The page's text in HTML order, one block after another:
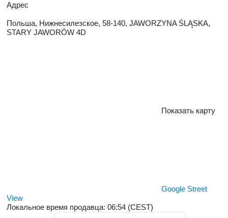
Адрес
Польша, Нижнесилезское, 58-140, JAWORZYNA ŚLĄSKA,
STARY JAWORÓW 4D
Показать карту
Google Street
View
Локальное время продавца: 06:54 (CEST)